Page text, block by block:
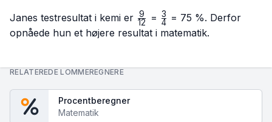
Janes testresultat i kemi er \frac{9}
{12}
12
9 = \frac{3}
{4}
4
3
= 75 %. Derfor
opnåede hun et højere resultat i matematik.
RELATEREDE LOMMEREGNERE
Procentberegner
Matematik